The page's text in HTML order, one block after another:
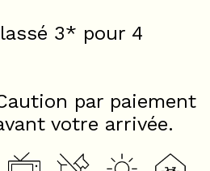
3* pour 4
par paiement
votre arrivée.